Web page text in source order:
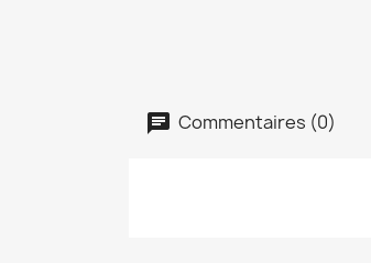
Commentaires (0)